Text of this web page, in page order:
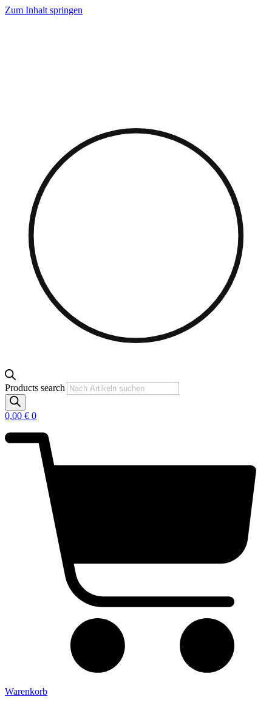
Zum Inhalt springen
Products search
0,00 € 0
Warenkorb